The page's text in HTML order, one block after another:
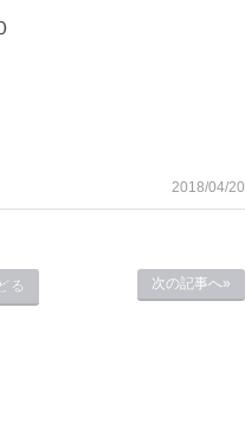
2018/04/20
次の記事へ»
る